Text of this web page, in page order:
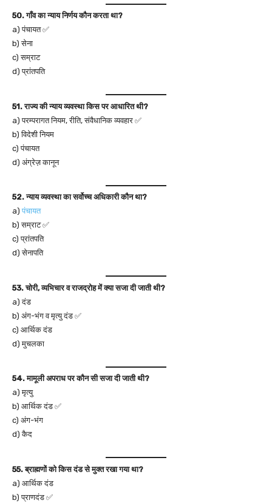
50. गाँव का न्याय निर्णय कौन करता था?
a) पंचायत ✅
b) सेना
c) सम्राट
d) प्रांतपति
51. राज्य की न्याय व्यवस्था किस पर आधारित थी?
a) परम्परागत नियम, रीति, संवैधानिक व्यवहार ✅
b) विदेशी नियम
c) पंचायत
d) अंग्रेज़ कानून
52. न्याय व्यवस्था का सर्वोच्च अधिकारी कौन था?
a) पंचायत
b) सम्राट ✅
c) प्रांतपति
d) सेनापति
53. चोरी, व्यभिचार व राजद्रोह में क्या सजा दी जाती थी?
a) दंड
b) अंग-भंग व मृत्यु दंड ✅
c) आर्थिक दंड
d) मुचलका
54. मामूली अपराध पर कौन सी सजा दी जाती थी?
a) मृत्यु
b) आर्थिक दंड ✅
c) अंग-भंग
d) कैद
55. ब्राह्मणों को किस दंड से मुक्त रखा गया था?
a) आर्थिक दंड
b) प्राणदंड ✅